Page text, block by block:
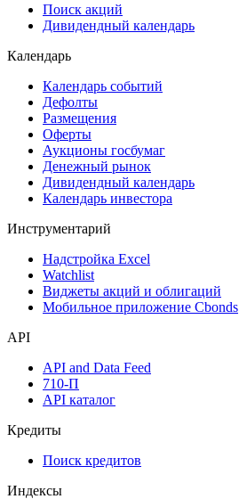
Поиск акций
Дивидендный календарь
Календарь
Календарь событий
Дефолты
Размещения
Оферты
Аукционы госбумаг
Денежный рынок
Дивидендный календарь
Календарь инвестора
Инструментарий
Надстройка Excel
Watchlist
Виджеты акций и облигаций
Мобильное приложение Cbonds
API
API and Data Feed
710-П
API каталог
Кредиты
Поиск кредитов
Индексы